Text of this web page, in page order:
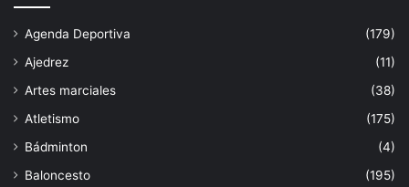
Agenda Deportiva
(179)
Ajedrez
(11)
Artes marciales
(38)
Atletismo
(175)
Bádminton
(4)
Baloncesto
(195)